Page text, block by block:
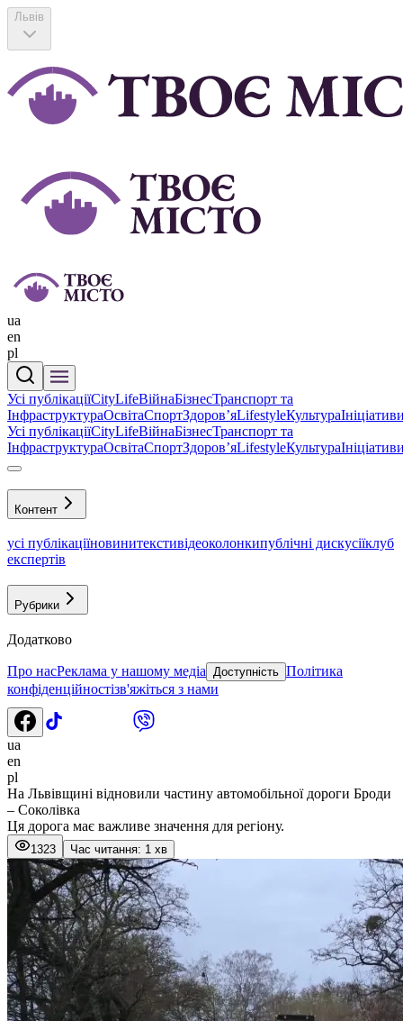
Львів
ua
en
pl
Усі публікаціїCityLifeВійнаБізнесТранспорт та
ІнфраструктураОсвітаСпортЗдоровʼяLifestyleКультура
Усі публікаціїCityLifeВійнаБізнесТранспорт та
ІнфраструктураОсвітаСпортЗдоровʼяLifestyleКультура
Контент
усі публікаціїновинитекстивідеоколонкипублічні дискусіїклуб
експертів
Рубрики
Додатково
Про насРеклама у нашому медіа Доступність Політика
конфіденційностізв'яжіться з нами
ua
en
pl
На Львівщині відновили частину автомобільної дороги Броди
– Соколівка
Ця дорога має важливе значення для регіону.
1323 Час читання: 1 хв